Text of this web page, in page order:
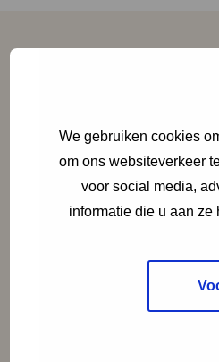
We gebruiken cookies
om ons websiteverkeer
voor social media,
informatie die u aan ze
Bouwmarkt